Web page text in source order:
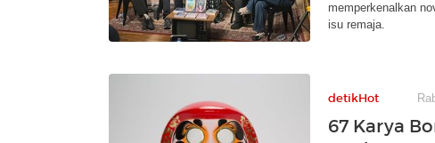
memperkenalkan
isu remaja.
detikHot
67 Karya